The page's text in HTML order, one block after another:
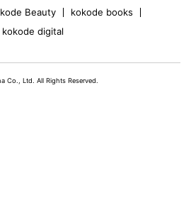
Beauty
kokode books
kokode digital
Co., Ltd. All Rights Reserved.